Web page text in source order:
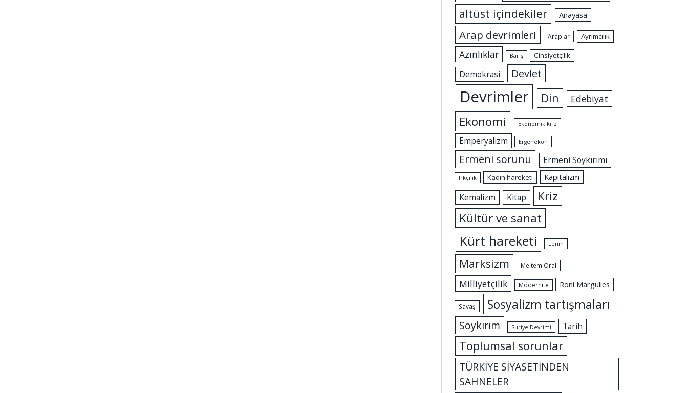
altüst içindekiler
Anayasa
Arap devrimleri Araplar Ayrımcılık
Azınlıklar Barış Cinsiyetçilik
Demokrasi Devlet
Devrimler Din Edebiyat
Ekonomi Ekonomik kriz
Emperyalizm Ergenekon
Ermeni sorunu Ermeni Soykırımı
Irkçılık Kadın hareketi Kapitalizm
Kemalizm Kitap
Kriz
Kültür ve sanat
Kürt hareketi Lenin
Marksizm Meltem Oral
Milliyetçilik Modernite Roni Margulies
Savaş Sosyalizm tartışmaları
Soykırım Suriye Devrimi Tarih
Toplumsal sorunlar
TÜRKİYE SİYASETİNDEN
SAHNELER